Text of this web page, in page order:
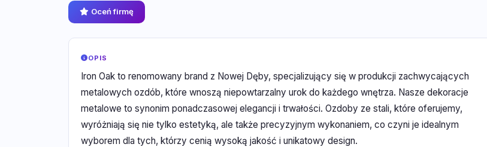
Oceń firmę
OPIS
Iron Oak to renomowany brand z Nowej Dęby, specjalizujący się w produkcji zachwycających
metalowych ozdób, które wnoszą niepowtarzalny urok do każdego wnętrza. Nasze dekoracje
metalowe to synonim ponadczasowej elegancji i trwałości. Ozdoby ze stali, które oferujemy,
wyróżniają się nie tylko estetyką, ale także precyzyjnym wykonaniem, co czyni je idealnym
wyborem dla tych, którzy cenią wysoką jakość i unikatowy design.